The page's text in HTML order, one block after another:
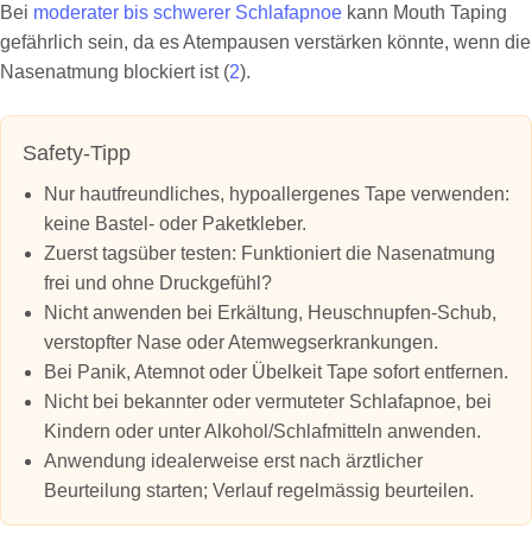
Bei moderater bis schwerer Schlafapnoe kann Mouth Taping
gefährlich sein, da es Atempausen verstärken könnte, wenn die
Nasenatmung blockiert ist (2).
Safety‑Tipp
Nur hautfreundliches, hypoallergenes Tape verwenden:
keine Bastel- oder Paketkleber.
Zuerst tagsüber testen: Funktioniert die Nasenatmung
frei und ohne Druckgefühl?
Nicht anwenden bei Erkältung, Heuschnupfen-Schub,
verstopfter Nase oder Atemwegserkrankungen.
Bei Panik, Atemnot oder Übelkeit Tape sofort entfernen.
Nicht bei bekannter oder vermuteter Schlafapnoe, bei
Kindern oder unter Alkohol/Schlafmitteln anwenden.
Anwendung idealerweise erst nach ärztlicher
Beurteilung starten; Verlauf regelmässig beurteilen.